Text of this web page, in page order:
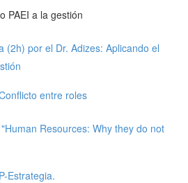
PAEI a la gestión
(2h) por el Dr. Adizes: Aplicando el
entre roles
Resources: Why they do not
Estrategia.